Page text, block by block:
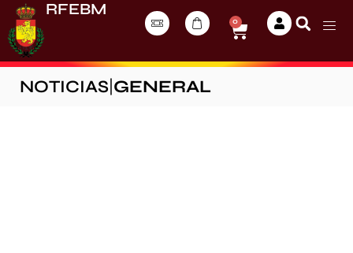
RFEBM
0
NOTICIAS GENERAL